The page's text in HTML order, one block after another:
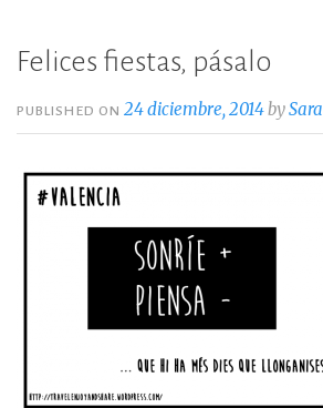
Felices fiestas, pásalo
PUBLISHED ON24 diciembre, 2014bySara